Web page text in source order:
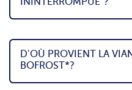
ININTERROMPUE"?
D'OÙ PROVIENT LA
BOFROST*?